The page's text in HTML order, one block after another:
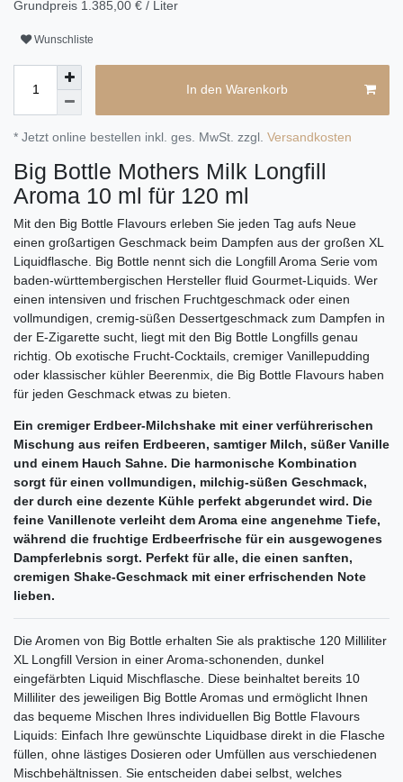
Grundpreis 1.385,00 € / Liter
Wunschliste
In den Warenkorb
* Jetzt online bestellen inkl. ges. MwSt. zzgl. Versandkosten
Big Bottle Mothers Milk Longfill
Aroma 10 ml für 120 ml
Mit den Big Bottle Flavours erleben Sie jeden Tag aufs Neue
einen großartigen Geschmack beim Dampfen aus der großen XL
Liquidflasche. Big Bottle nennt sich die Longfill Aroma Serie vom
baden-württembergischen Hersteller fluid Gourmet-Liquids. Wer
einen intensiven und frischen Fruchtgeschmack oder einen
vollmundigen, cremig-süßen Dessertgeschmack zum Dampfen in
der E-Zigarette sucht, liegt mit den Big Bottle Longfills genau
richtig. Ob exotische Frucht-Cocktails, cremiger Vanillepudding
oder klassischer kühler Beerenmix, die Big Bottle Flavours haben
für jeden Geschmack etwas zu bieten.
Ein cremiger Erdbeer-Milchshake mit einer verführerischen
Mischung aus reifen Erdbeeren, samtiger Milch, süßer Vanille
und einem Hauch Sahne. Die harmonische Kombination
sorgt für einen vollmundigen, milchig-süßen Geschmack,
der durch eine dezente Kühle perfekt abgerundet wird. Die
feine Vanillenote verleiht dem Aroma eine angenehme Tiefe,
während die fruchtige Erdbeerfrische für ein ausgewogenes
Dampferlebnis sorgt. Perfekt für alle, die einen sanften,
cremigen Shake-Geschmack mit einer erfrischenden Note
lieben.
Die Aromen von Big Bottle erhalten Sie als praktische 120 Milliliter
XL Longfill Version in einer Aroma-schonenden, dunkel
eingefärbten Liquid Mischflasche. Diese beinhaltet bereits 10
Milliliter des jeweiligen Big Bottle Aromas und ermöglicht Ihnen
das bequeme Mischen Ihres individuellen Big Bottle Flavours
Liquids: Einfach Ihre gewünschte Liquidbase direkt in die Flasche
füllen, ohne lästiges Dosieren oder Umfüllen aus verschiedenen
Mischbehältnissen. Sie entscheiden dabei selbst, welches